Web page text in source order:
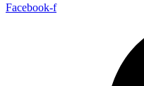
Facebook-f